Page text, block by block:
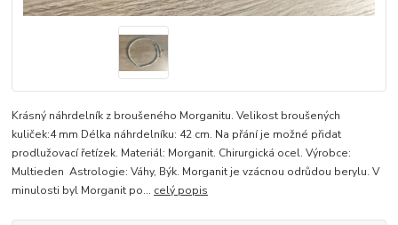
Krásný náhrdelník z broušeného Morganitu. Velikost broušených
kuliček:4 mm Délka náhrdelníku: 42 cm. Na přání je možné přidat
prodlužovací řetízek. Materiál: Morganit. Chirurgická ocel. Výrobce:
Multieden Astrologie: Váhy, Býk. Morganit je vzácnou odrůdou berylu. V
minulosti byl Morganit po... celý popis